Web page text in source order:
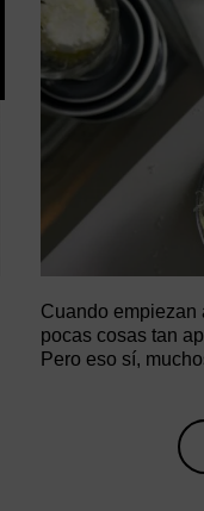
Cuando empiezan
pocas cosas tan
Pero eso sí,